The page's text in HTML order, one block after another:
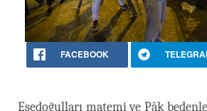
FACEBOOK
Esedoğulları matemi ve Pâk